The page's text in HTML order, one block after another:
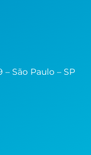
– São Paulo – SP